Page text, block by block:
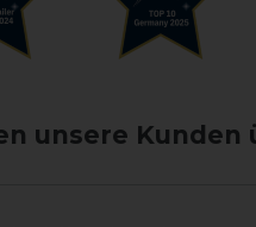
unsere Kunden